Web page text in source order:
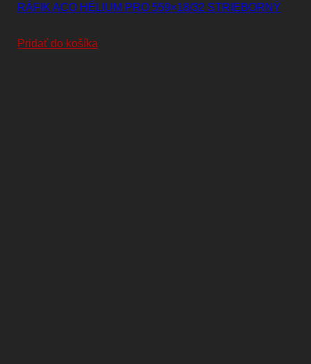
RÁFIK ACO HÉLIUM PRO 559×18/32 STRIEBORNÝ
cena
cena
Pridať do košíka